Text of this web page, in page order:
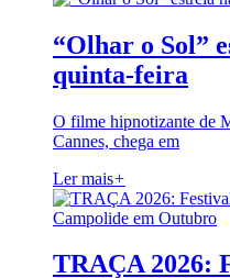
“Olhar o Sol”
quinta-feira
O filme hipnotizante de
Cannes, chega em
Ler mais+
TRAÇA 2026: